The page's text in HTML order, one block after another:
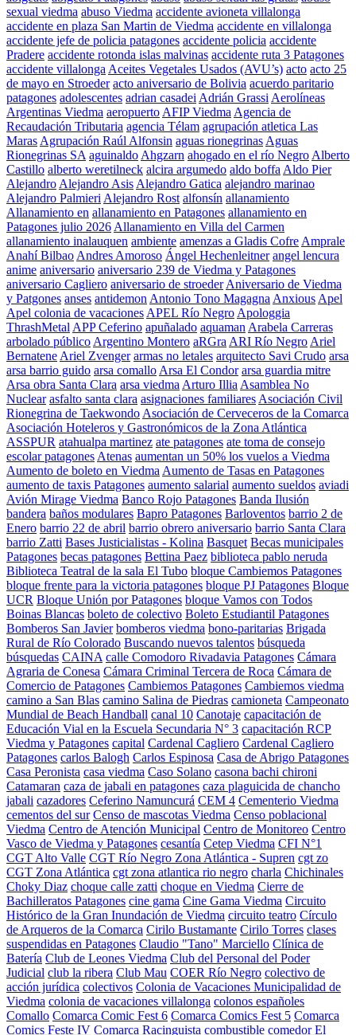
sexual viedma abuso Viedma accidente avioneta villalonga
accidente en plaza San Martin de Viedma accidente en villalonga
accidente jefe de policia patagones accidente policia accidente
Pradere accidente rotonda islas malvinas accidente ruta 3 Patagones
accidente villalonga Aceites Vegetales Usados (AVU’s) acto acto 25
de mayo en Stroeder acto aniversario de Bolivia acuerdo paritario
patagones adolescentes adrian casadei Adrián Grassi Aerolíneas
Argentinas Viedma aeropuerto AFIP Viedma Agencia de
Recaudación Tributaria agencia Télam agrupación atletica Las
Maras Agrupación Raúl Alfonsin aguas rionegrinas Aguas
Rionegrinas SA aguinaldo Ahgzarn ahogado en el río Negro Alberto
Castillo alberto weretilneck alcira argumedo aldo boffa Aldo Pier
Alejandro Alejandro Asis Alejandro Gatica alejandro marinao
Alejandro Palmieri Alejandro Rost alfonsín allanamiento
Allanamiento en allanamiento en Patagones allanamiento en
Patagones julio 2026 Allanamiento en Villa del Carmen
allanamiento inalauquen ambiente amenzas a Gladis Cofre Amprale
Anahí Bilbao Andres Amoroso Ángel Hechenleitner angel lencura
anime aniversario aniversario 239 de Viedma y Patagones
aniversario Cagliero aniversario de stroeder Aniversario de Viedma
y Patgones anses antidemon Antonio Tono Magagna Anxious Apel
Apel colonia de vacaciones APEL Río Negro Apologgia
ThrashMetal APP Ceferino apuñalado aquaman Arabela Carreras
arbolado público Argentino Montero aRGra ARI Río Negro Ariel
Bernatene Ariel Zvenger armas no letales arquitecto Savi Crudo arsa
arsa barrio guido arsa comallo Arsa El Condor arsa guardia mitre
Arsa obra Santa Clara arsa viedma Arturo Illia Asamblea No
Nuclear asfalto santa clara asignaciones familiares Asociación Civil
Rionegrina de Taekwondo Asociación de Cerveceros de la Comarca
Asociación Hoteleros y Gastronómicos de la Zona Atlántica
ASSPUR atahualpa martinez ate patagones ate toma de consejo
escolar patagones Atenas aumentan un 50% los vuelos a Viedma
Aumento de boleto en Viedma Aumento de Tasas en Patagones
aumento de taxis Patagones aumento salarial aumento sueldos aviadi
Avión Mirage Viedma Banco Rojo Patagones Banda Ilusión
bandera baños modulares Bapro Patagones Barloventos barrio 2 de
Enero barrio 22 de abril barrio obrero aniversario barrio Santa Clara
barrio Zatti Bases Justicialistas - Kolina Basquet Becas municipales
Patagones becas patagones Bettina Paez biblioteca pablo neruda
Biblioteca Teatral de la sala El Tubo bloque Cambiemos Patagones
bloque frente para la victoria patagones bloque PJ Patagones Bloque
UCR Bloque Unión por Patagones bloque Vamos con Todos
Boinas Blancas boleto de colectivo Boleto Estudiantil Patagones
Bomberos San Javier bomberos viedma bono-paritarias Brigada
Rural de Río Colorado Buscando nuevos talentos búsqueda
búsquedas CAINA calle Comodoro Rivadavia Patagones Cámara
Agraria de Conesa Cámara Criminal Tercera de Roca Cámara de
Comercio de Patagones Cambiemos Patagones Cambiemos viedma
camino a San Blas camino Salina de Piedras camioneta Campeonato
Mundial de Beach Handball canal 10 Canotaje capacitación de
Educación Vial en la Escuela Secundaria N° 3 capacitación RCP
Viedma y Patagones capital Cardenal Cagliero Cardenal Cagliero
Patagones carlos Balogh Carlos Espinosa Casa de Abrigo Patagones
Casa Peronista casa viedma Caso Solano casona bachi chironi
Catamaran caza de jabali en patagones caza plaguicida de chancho
jabali cazadores Ceferino Namuncurá CEM 4 Cementerio Viedma
cementos del sur Censo de mascotas Viedma Censo poblacional
Viedma Centro de Atención Municipal Centro de Monitoreo Centro
Vasco de Viedma y Patagones cesantía Cetep Viedma CFI N°1
CGT Alto Valle CGT Río Negro Zona Atlántica - Supren cgt zo
CGT Zona Atlántica cgt zona atlantica rio negro charla Chichinales
Choky Diaz choque calle zatti choque en Viedma Cierre de
Bachilleratos Patagones cine gama Cine Gama Viedma Circuito
Histórico de la Gran Inundación de Viedma circuito teatro Círculo
de Arqueros de la Comarca Cirilo Bustamante Cirilo Torres clases
suspendidas en Patagones Claudio "Tano" Marciello Clínica de
Batería Club de Leones Viedma Club del Personal del Poder
Judicial club la ribera Club Mau COER Río Negro colectivo de
acción jurídica colectivos Colonia de Vacaciones Municipalidad de
Viedma colonia de vacaciones villalonga colonos españoles
Comallo Comarca Comic Fest 6 Comarca Comics Fest 5 Comarca
Comics Feste IV Comarca Racinguista combustible comedor El